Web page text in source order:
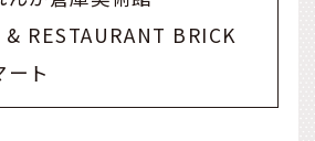
& RESTAURANT BRICK
ート